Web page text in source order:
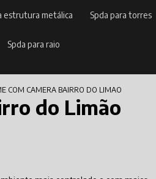
estrutura metálica spda para torres
spda para raio
COM CAMERA BAIRRO DO LIMAO
do Limão